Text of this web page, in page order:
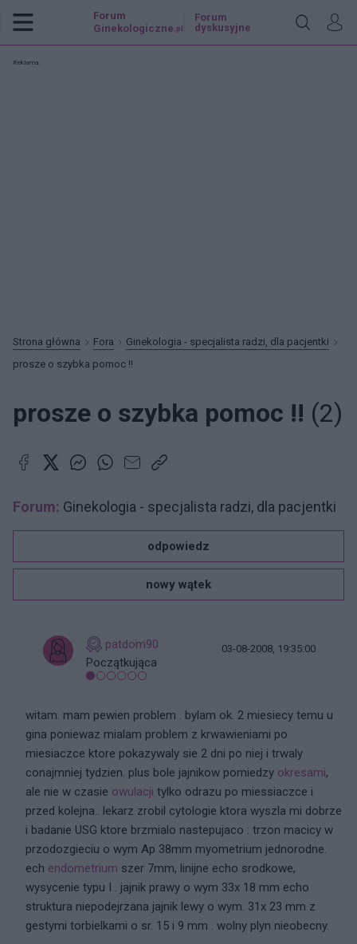
Forum
Ginekologiczne .pl
Forum
dyskusyjne
Reklama:
Strona główna Fora
Ginekologia - specjalista radzi, dla pacjentki
prosze o szybka pomoc !!
prosze o szybka pomoc !! (2)
Forum: Ginekologia - specjalista radzi, dla pacjentki
odpowiedz
nowy wątek
patdom90
Początkująca
03-08-2008, 19:35:00
witam. mam pewien problem . bylam ok. 2 miesiecy temu u
gina poniewaz mialam problem z krwawieniami po
miesiaczce ktore pokazywaly sie 2 dni po niej i trwaly
conajmniej tydzien. plus bole jajnikow pomiedzy okresami,
ale nie w czasie owulacji tylko odrazu po miessiaczce i
przed kolejna.. lekarz zrobil cytologie ktora wyszla mi dobrze
i badanie USG ktore brzmialo nastepujaco : trzon macicy w
przodozgieciu o wym Ap 38mm myometrium jednorodne.
ech endometrium szer 7mm, linijne echo srodkowe,
wysycenie typu I . jajnik prawy o wym 33x 18 mm echo
struktura niepodejrzana jajnik lewy o wym. 31x 23 mm z
gestymi torbielkami o sr. 15 i 9 mm . wolny plyn nieobecny.